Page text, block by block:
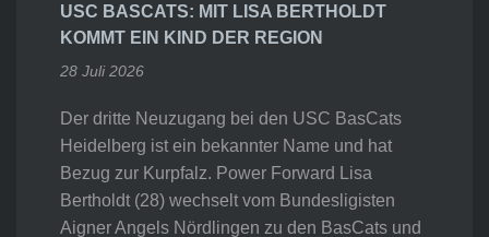
USC BASCATS: MIT LISA BERTHOLDT
KOMMT EIN KIND DER REGION
28 Juli 2026
Der dritte Neuzugang bei den USC BasCats
Heidelberg ist ein bekannter Name und hat
Bezug zur Kurpfalz. Power Forward Lisa
Bertholdt (28) wechselt vom Bundesligisten
Aigner Angels Nördlingen zu den BasCats und